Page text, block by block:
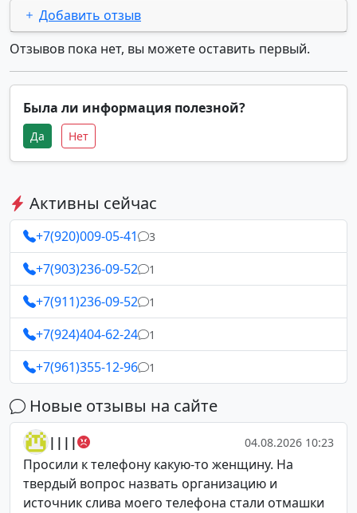
Добавить отзыв
Отзывов пока нет, вы можете оставить первый.
Была ли информация полезной?
Да Нет
Активны сейчас
+7(920)009-05-41 3
+7(903)236-09-52 1
+7(911)236-09-52 1
+7(924)404-62-24 1
+7(961)355-12-96 1
Новые отзывы на сайте
|||| 04.08.2026 10:23
Просили к телефону какую-то женщину. На
твердый вопрос назвать организацию и
источник слива моего телефона стали отмашки